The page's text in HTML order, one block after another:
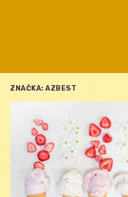
ZNAČKA: AZBEST